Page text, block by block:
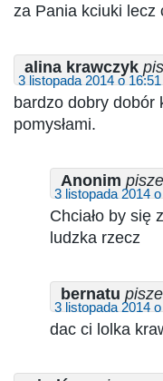
za Pania kciuki lecz
alina krawczyk
3 listopada 2014 o 16:51
bardzo dobry dobór
pomysłami.
Anonim
3 listopada 2014
Chciało by się
ludzka rzecz
bernatu
3 listopada 2014
dac ci lolka